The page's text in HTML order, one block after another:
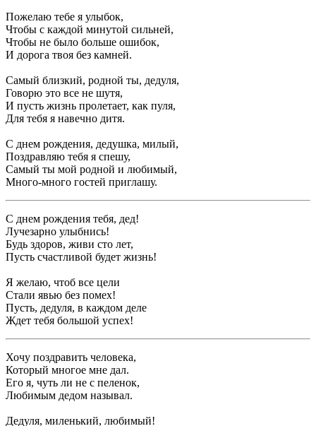
Пожелаю тебе я улыбок,
Чтобы с каждой минутой сильней,
Чтобы не было больше ошибок,
И дорога твоя без камней.
Самый близкий, родной ты, дедуля,
Говорю это все не шутя,
И пусть жизнь пролетает, как пуля,
Для тебя я навечно дитя.
С днем рождения, дедушка, милый,
Поздравляю тебя я спешу,
Самый ты мой родной и любимый,
Много-много гостей приглашу.
С днем рождения тебя, дед!
Лучезарно улыбнись!
Будь здоров, живи сто лет,
Пусть счастливой будет жизнь!
Я желаю, чтоб все цели
Стали явью без помех!
Пусть, дедуля, в каждом деле
Ждет тебя большой успех!
Хочу поздравить человека,
Который многое мне дал.
Его я, чуть ли не с пеленок,
Любимым дедом называл.
Дедуля, миленький, любимый!